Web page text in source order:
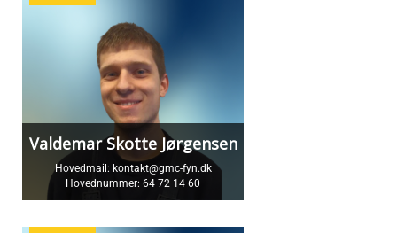
Hovedmail: kontakt@gmc-fyn.dk
Hovednummer: 64 72 14 60
Valdemar Skotte Jørgensen